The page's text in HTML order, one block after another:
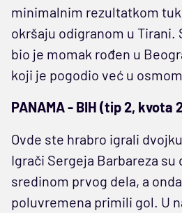
minimalnim rezultatkom
okršaju odigranom u Tirani.
bio je momak rođen u
koji je pogodio već u
PANAMA - BIH (tip 2, kvota
Ovde ste hrabro igrali
Igrači Sergeja Barbareza
sredinom prvog dela, a
poluvremena primili gol. U